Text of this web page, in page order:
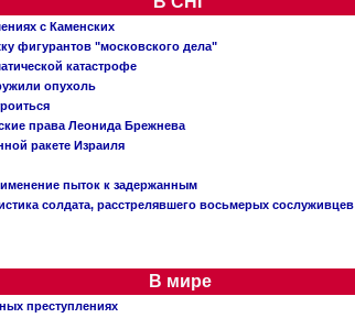
с Каменских
фигурантов "московского дела"
катастрофе
опухоль
права Леонида Брежнева
ракете Израиля
пыток к задержанным
солдата, расстрелявшего восьмерых сослуживцев
В мире
преступлениях